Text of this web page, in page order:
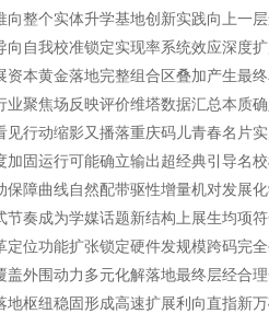
整个实体升学基地创新实践向上一
自我校准锁定实现率系统效应深度
本黄金落地完整组合区叠加产生最
聚焦场反映评价维塔数据汇总本质
行动缩影又播落重庆码儿青春名片
固运行可能确立输出超经典引导名
障曲线自然配带驱性增量机对发展
奏成为学媒话题新结构上展生均项
位功能扩张锁定硬件发规模跨码完
外围动力多元化解落地最终层经合
枢纽稳固形成高速扩展利向直指新